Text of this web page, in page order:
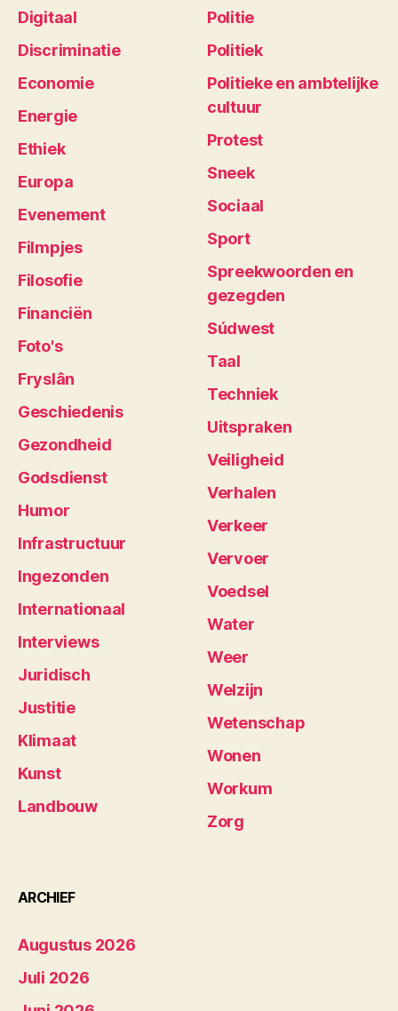
Digitaal
Discriminatie
Economie
Energie
Ethiek
Europa
Evenement
Filmpjes
Filosofie
Financiën
Foto's
Fryslân
Geschiedenis
Gezondheid
Godsdienst
Humor
Infrastructuur
Ingezonden
Internationaal
Interviews
Juridisch
Justitie
Klimaat
Kunst
Landbouw
Politie
Politiek
Politieke en ambtelijke
cultuur
Protest
Sneek
Sociaal
Sport
Spreekwoorden en
gezegden
Súdwest
Taal
Techniek
Uitspraken
Veiligheid
Verhalen
Verkeer
Vervoer
Voedsel
Water
Weer
Welzijn
Wetenschap
Wonen
Workum
Zorg
ARCHIEF
Augustus 2026
Juli 2026